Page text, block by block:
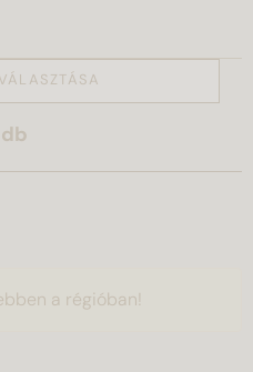
db
a régióban!